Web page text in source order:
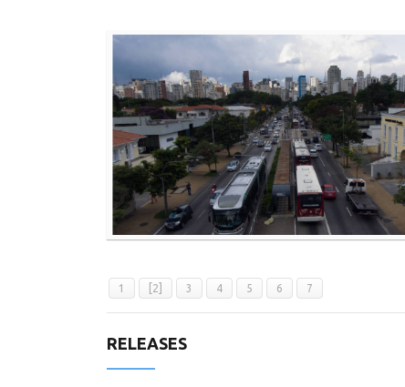
1 [2] 3 4 5 6 7
RELEASES